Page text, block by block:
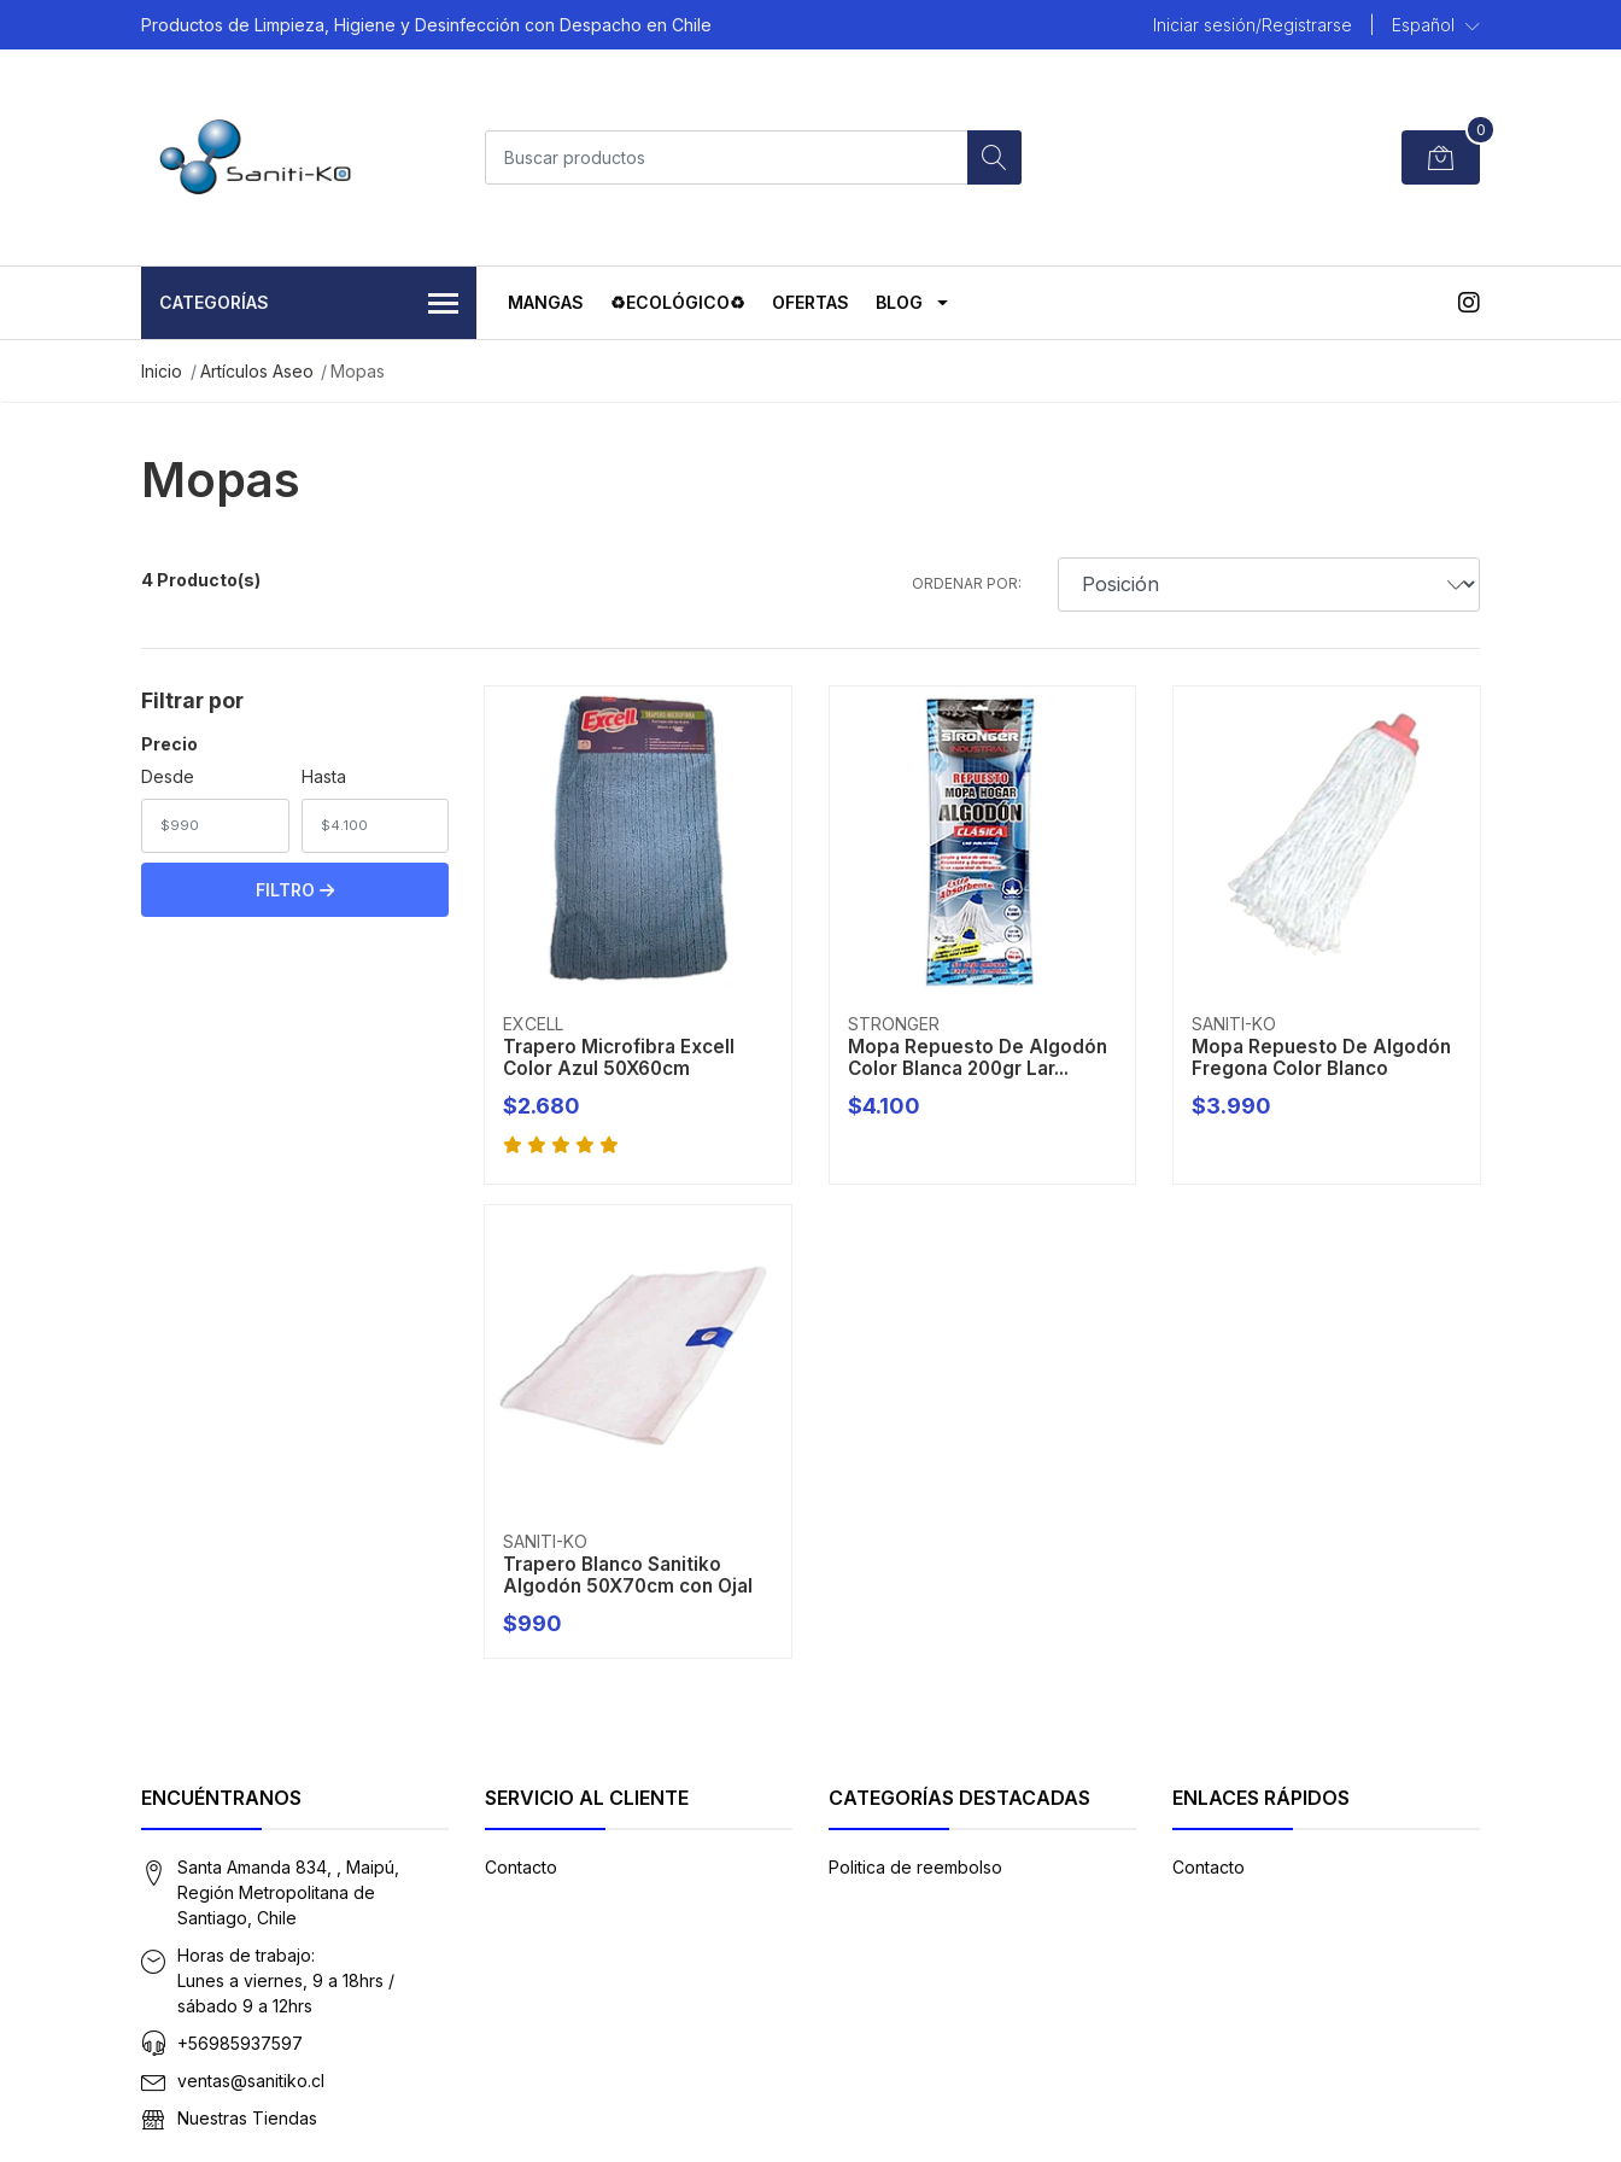
Productos de Limpieza, Higiene y Desinfección con Despacho en Chile Iniciar sesión/Registrarse Español
0
CATEGORÍAS MANGAS ♻️ECOLÓGICO♻️ OFERTAS BLOG
Inicio Artículos Aseo Mopas
Mopas
4 Producto(s) ORDENAR POR:
Filtrar por
Precio
Desde
Hasta
FILTRO
EXCELL
Trapero Microfibra Excell
Color Azul 50X60cm
-
$2.680
STRONGER
Mopa Repuesto De Algodón
Color Blanca 200gr Lar...
-
$4.100
SANITI-KO
Mopa Repuesto De Algodón
Fregona Color Blanco
$3.990
SANITI-KO
Trapero Blanco Sanitiko
Algodón 50X70cm con Ojal
-
$990
ENCUÉNTRANOS
Santa Amanda 834, , Maipú,
Región Metropolitana de
Santiago, Chile
Horas de trabajo:
Lunes a viernes, 9 a 18hrs /
sábado 9 a 12hrs
+56985937597
ventas@sanitiko.cl
Nuestras Tiendas
SERVICIO AL CLIENTE
Contacto
CATEGORÍAS DESTACADAS
Politica de reembolso
ENLACES RÁPIDOS
Contacto